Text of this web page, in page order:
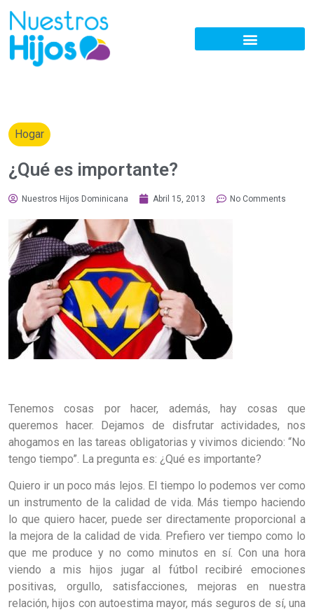
Hogar
¿Qué es importante?
Nuestros Hijos Dominicana Abril 15, 2013 No Comments
Tenemos cosas por hacer, además, hay cosas que
queremos hacer. Dejamos de disfrutar actividades, nos
ahogamos en las tareas obligatorias y vivimos diciendo: “No
tengo tiempo”. La pregunta es: ¿Qué es importante?
Quiero ir un poco más lejos. El tiempo lo podemos ver como
un instrumento de la calidad de vida. Más tiempo haciendo
lo que quiero hacer, puede ser directamente proporcional a
la mejora de la calidad de vida. Prefiero ver tiempo como lo
que me produce y no como minutos en sí. Con una hora
viendo a mis hijos jugar al fútbol recibiré emociones
positivas, orgullo, satisfacciones, mejoras en nuestra
relación, hijos con autoestima mayor, más seguros de sí, una